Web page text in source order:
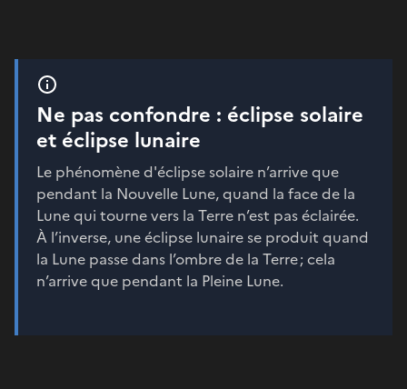
Ne pas confondre : éclipse solaire
et éclipse lunaire
Le phénomène d'éclipse solaire n’arrive que
pendant la Nouvelle Lune, quand la face de la
Lune qui tourne vers la Terre n’est pas éclairée.
À l’inverse, une éclipse lunaire se produit quand
la Lune passe dans l’ombre de la Terre ; cela
n’arrive que pendant la Pleine Lune.